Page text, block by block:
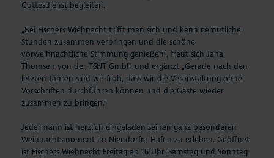
Gottesdienst begleiten.
„Bei Fischers Wiehnacht trifft man sich und kann gemütliche
Stunden zusammen verbringen und die schöne
vorweihnachtliche Stimmung genießen“, freut sich Jana
Thomsen von der TSNT GmbH und ergänzt „Gerade nach den
letzten Jahren sind wir froh, dass wir die Veranstaltung ohne
Vorschriften durchführen können und die Gäste wieder
zusammen zu bringen.“
Jedermann ist herzlich eingeladen seinen ganz besonderen
Weihnachtsmoment im Niendorfer Hafen zu erleben. Geöffnet
ist Fischers Wiehnacht Freitag ab 16 Uhr, Samstag und Sonntag